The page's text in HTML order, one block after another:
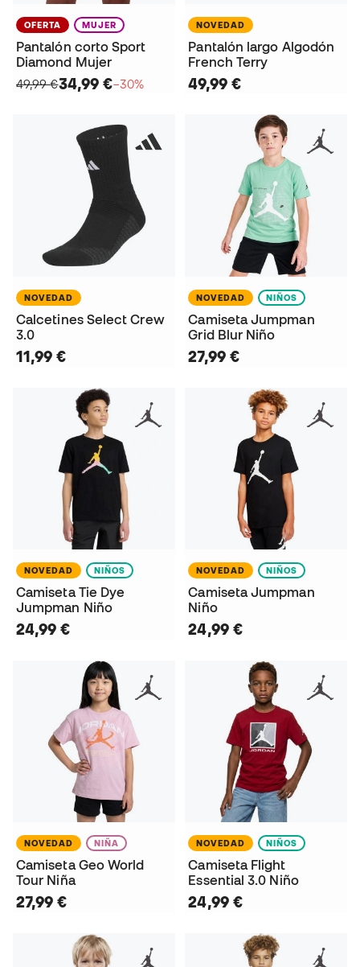
OFERTA MUJER
Pantalón corto Sport
Diamond Mujer
49,99 €34,99 €−30%
NOVEDAD
Pantalón largo Algodón
French Terry
49,99 €
NOVEDAD
Calcetines Select Crew
3.0
11,99 €
NOVEDAD NIÑOS
Camiseta Jumpman
Grid Blur Niño
27,99 €
NOVEDAD NIÑOS
Camiseta Tie Dye
Jumpman Niño
24,99 €
NOVEDAD NIÑOS
Camiseta Jumpman
Niño
24,99 €
NOVEDAD NIÑA
Camiseta Geo World
Tour Niña
27,99 €
NOVEDAD NIÑOS
Camiseta Flight
Essential 3.0 Niño
24,99 €